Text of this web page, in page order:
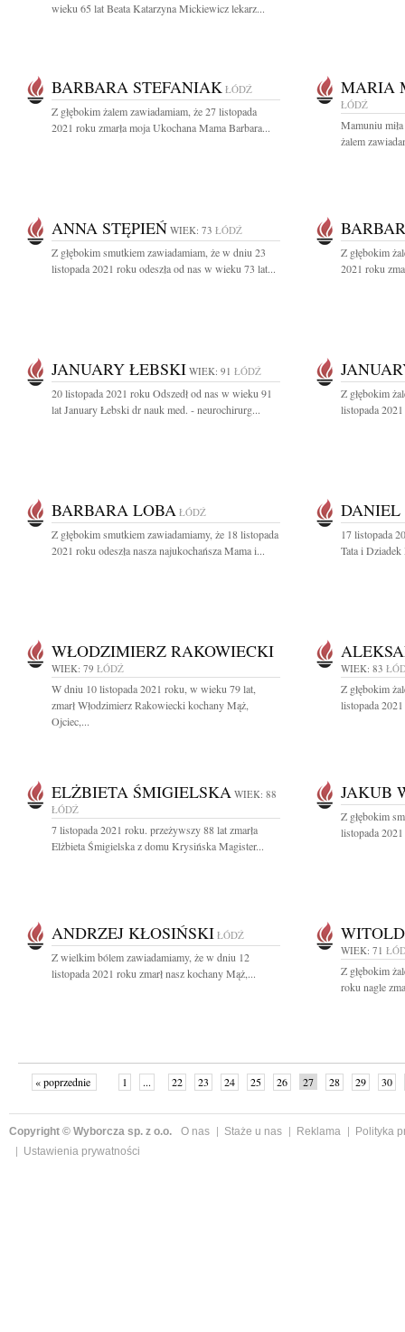
wieku 65 lat Beata Katarzyna Mickiewicz lekarz...
BARBARA STEFANIAK ŁÓDŹ
Z głębokim żalem zawiadamiam, że 27 listopada
2021 roku zmarła moja Ukochana Mama Barbara...
MARIA
ŁÓDŹ
Mamuniu miła
żalem
ANNA STĘPIEŃ WIEK: 73 ŁÓDŹ
Z głębokim smutkiem zawiadamiam, że w dniu 23
listopada 2021 roku odeszła od nas w wieku 73 lat...
Z głębokim
2021 roku
JANUARY ŁEBSKI WIEK: 91 ŁÓDŹ
20 listopada 2021 roku Odszedł od nas w wieku 91
lat January Łebski dr nauk med. - neurochirurg...
Z głębokim
listopada
BARBARA LOBA ŁÓDŹ
Z głębokim smutkiem zawiadamiamy, że 18 listopada
2021 roku odeszła nasza najukochańsza Mama i...
DANIEL
17 listopada
Tata i
WŁODZIMIERZ RAKOWIECKI
WIEK: 79 ŁÓDŹ
W dniu 10 listopada 2021 roku, w wieku 79 lat,
zmarł Włodzimierz Rakowiecki kochany Mąż,
Ojciec,...
WIEK: 83
Z głębokim
listopada
ELŻBIETA ŚMIGIELSKA WIEK: 88
ŁÓDŹ
7 listopada 2021 roku. przeżywszy 88 lat zmarła
Elżbieta Śmigielska z domu Krysińska Magister...
JAKUB
Z głębokim
listopada
ANDRZEJ KŁOSIŃSKI ŁÓDŹ
Z wielkim bólem zawiadamiamy, że w dniu 12
listopada 2021 roku zmarł nasz kochany Mąż,...
WIEK: 71
Z głębokim
roku nagle
« poprzednie 1 ... 22 23 24 25 26 27 28 29
30
Copyright © Wyborcza sp. z o.o. O nas Staże u nas Reklama
Polityka
Ustawienia prywatności